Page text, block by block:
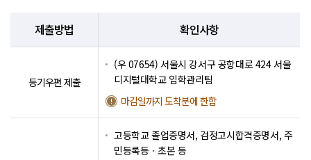
제출방법 확인사항
등기우편 제출
(우 07654) 서울시 강서구 공항대로 424 서울
디지털대학교 입학관리팀
마감일까지 도착분에 한함
고등학교 졸업증명서, 검정고시합격증명서, 주
민등록등ㆍ초본 등